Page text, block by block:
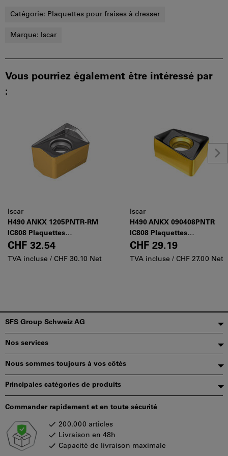
Catégorie: Plaquettes pour fraises à dresser
Marque: Iscar
Vous pourriez également être intéressé par
:
Iscar
H490 ANKX 1205PNTR-RM
IC808 Plaquettes
rectangulaires réversibles
avec 4 arêtes de coupe
CHF 32.54
TVA incluse / CHF 30.10 Net
Iscar
H490 ANKX 090408PNTR
IC808 Plaquettes
rectangulaires réversibles
avec 4 arêtes de coupe
CHF 29.19
TVA incluse / CHF 27.00 Net
Pied
de
page
SFS Group Schweiz AG
Nos services
Nous sommes toujours à vos côtés
Principales catégories de produits
Commander rapidement et en toute sécurité
200.000 articles
Livraison en 48h
Capacité de livraison maximale